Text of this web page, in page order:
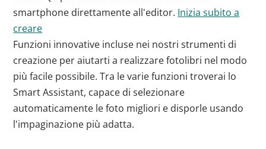
smartphone direttamente all'editor. Inizia subito a
creare
Funzioni innovative incluse nei nostri strumenti di
creazione per aiutarti a realizzare fotolibri nel modo
più facile possibile. Tra le varie funzioni troverai lo
Smart Assistant, capace di selezionare
automaticamente le foto migliori e disporle usando
l'impaginazione più adatta.